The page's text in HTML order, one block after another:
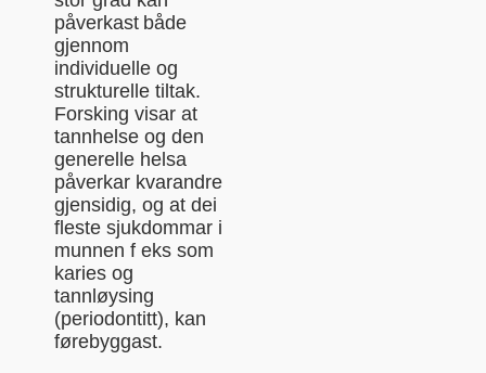
påverkast både
gjennom
individuelle og
strukturelle tiltak.
Forsking visar at
tannhelse og den
generelle helsa
påverkar kvarandre
gjensidig, og at dei
fleste sjukdommar i
munnen f eks som
karies og
tannløysing
(periodontitt), kan
førebyggast.